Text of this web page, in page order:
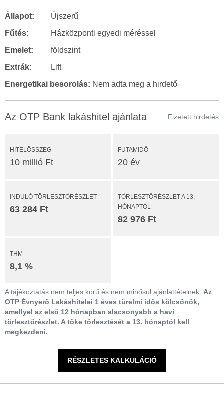
Állapot:
Újszerű
Fűtés:
Házközponti egyedi méréssel
Emelet:
földszint
Extrák:
Lift
Energetikai besorolás: Nem adta meg a hirdető
Az OTP Bank lakáshitel ajánlata Fizetett hirdetés
HITELÖSSZEG
10 millió Ft
FUTAMIDŐ
20 év
INDULÓ TÖRLESZTŐRÉSZLET
63 284 Ft
TÖRLESZTŐRÉSZLET A 13.
HÓNAPTÓL
82 976 Ft
THM
8,1 %
A tájékoztatás nem teljes körű és nem minősül ajánlattételnek. Az
OTP Évnyerő Lakáshitelei 1 éves türelmi idős kölcsönök,
amellyel az első 12 hónapban alacsonyabb a havi
törlesztőrészlet. A tőke törlesztését a 13. hónaptól kell
megkezdeni.
RÉSZLETES KALKULÁCIÓ